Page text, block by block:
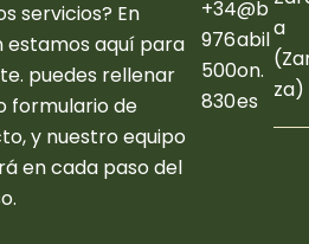
servicios? En
estamos aquí para
puedes rellenar
formulario de
y nuestro equipo
en cada paso del
+34
976
500
830
@b
abil
on.
es
a
za)